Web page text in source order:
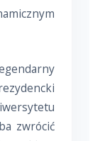
zwrócić